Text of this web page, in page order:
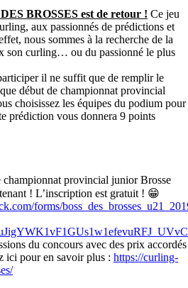
BROSSES est de retour ! Ce jeu
aux passionnés de prédictions et
nous sommes à la recherche de la
son curling… ou du passionné le plus
il ne suffit que de remplir le
début de championnat provincial
choisissez les équipes du podium pour
prédiction vous donnera 9 points
provincial junior Brosse
! L’inscription est gratuit ! 😁
forms/
du concours avec des prix accordés
ici pour en savoir plus : https://curling-